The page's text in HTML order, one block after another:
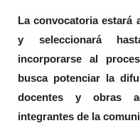
La convocatoria estará
y seleccionará
incorporarse al
busca potenciar la
docentes y obras
integrantes de la